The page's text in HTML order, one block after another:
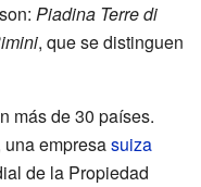
Piadina Terre di
, que se distinguen
más de 30 países.
empresasuiza
de la Propiedad